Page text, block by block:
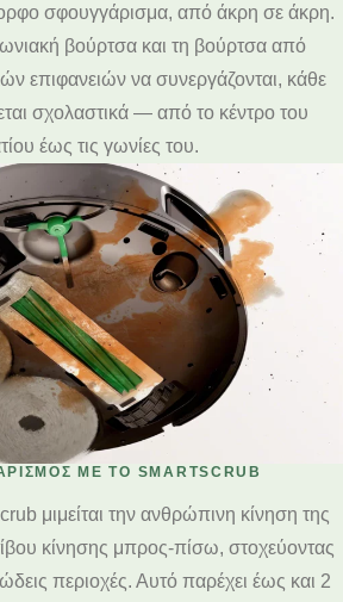
σφουγγάρισμα, από άκρη σε άκρη.
βούρτσα και τη βούρτσα από
επιφανειών να συνεργάζονται, κάθε
σχολαστικά — από το κέντρο του
έως τις γωνίες του.
ΜΕ ΤΟ SMARTSCRUB
μιμείται την ανθρώπινη κίνηση της
κίνησης μπρος-πίσω, στοχεύοντας
περιοχές. Αυτό παρέχει έως και 2